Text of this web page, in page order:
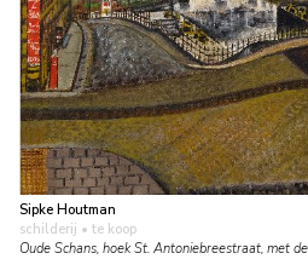
Sipke Houtman
schilderij • te koop
Oude Schans, hoek St. Antoniebreestraat, met